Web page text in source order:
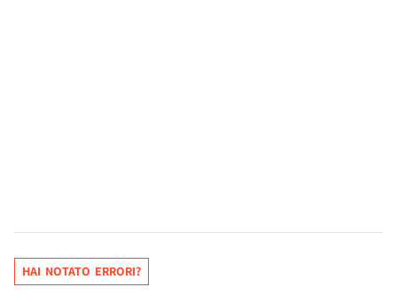
HAI NOTATO ERRORI?